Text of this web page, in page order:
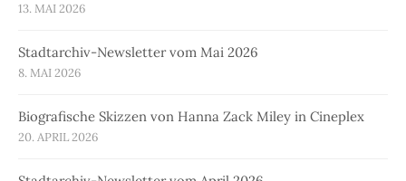
13. MAI 2026
Stadtarchiv-Newsletter vom Mai 2026
8. MAI 2026
Biografische Skizzen von Hanna Zack Miley in Cineplex
20. APRIL 2026